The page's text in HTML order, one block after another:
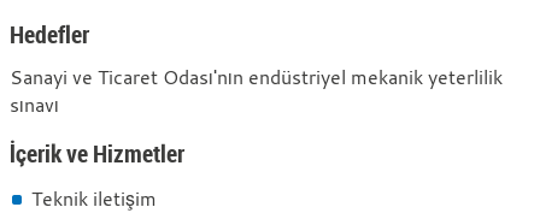
Hedefler
Sanayi ve Ticaret Odası'nın endüstriyel mekanik yeterlilik
sınavı
İçerik ve Hizmetler
Teknik iletişim